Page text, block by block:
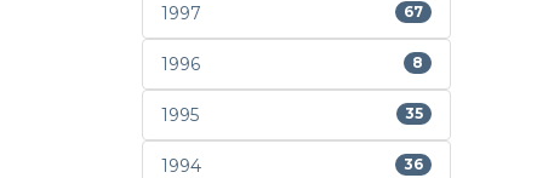
1997 67
1996 8
1995 35
1994 36